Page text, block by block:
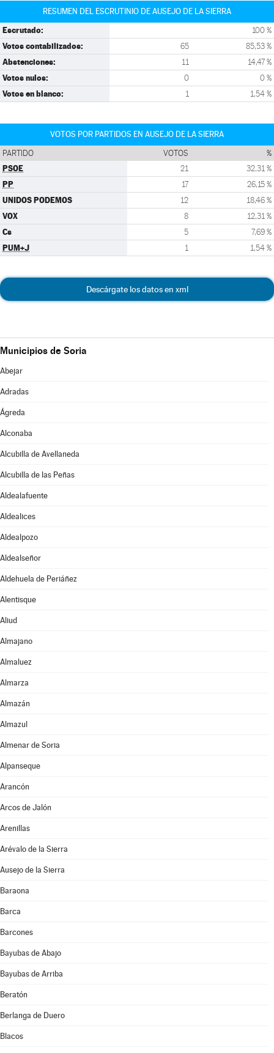
RESUMEN DEL ESCRUTINIO DE AUSEJO DE LA SIERRA
Escrutado: 100 %
Votos contabilizados: 65 85,53 %
Abstenciones: 11 14,47 %
Votos nulos: 0 0 %
Votos en blanco: 1 1,54 %
VOTOS POR PARTIDOS EN AUSEJO DE LA SIERRA
PARTIDO VOTOS %
PSOE 21 32,31 %
PP 17 26,15 %
UNIDOS PODEMOS 12 18,46 %
VOX 8 12,31 %
Cs 5 7,69 %
PUM+J 1 1,54 %
Descárgate los datos en xml
Municipios de Soria
Abejar
Adradas
Ágreda
Alconaba
Alcubilla de Avellaneda
Alcubilla de las Peñas
Aldealafuente
Aldealices
Aldealpozo
Aldealseñor
Aldehuela de Periáñez
Alentisque
Aliud
Almajano
Almaluez
Almarza
Almazán
Almazul
Almenar de Soria
Alpanseque
Arancón
Arcos de Jalón
Arenillas
Arévalo de la Sierra
Ausejo de la Sierra
Baraona
Barca
Barcones
Bayubas de Abajo
Bayubas de Arriba
Beratón
Berlanga de Duero
Blacos